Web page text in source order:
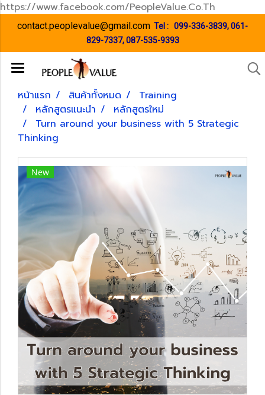
https://www.facebook.com/PeopleValue.Co.Th
contact.peoplevalue@gmail.com Tel : 099-336-3839,061-
829-7337,087-535-9393
หน้าแรก สินค้าทั้งหมด
Training
หลักสูตรแนะนำ
หลักสูตรใหม่
Turn around your business with 5 Strategic
Thinking
New